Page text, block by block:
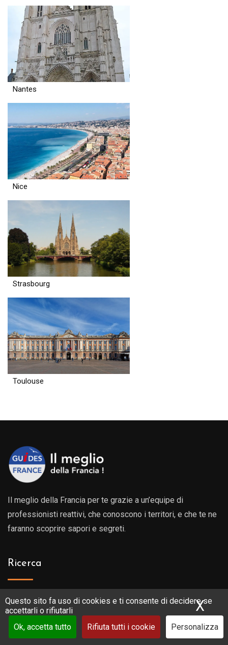
Questo sito fa uso di cookies e ti consente di decidere se
accettarli o rifiutarli
Ok, accetta tutto
Rifiuta tutti i cookie Personalizza
X
Nantes
Nice
Strasbourg
Toulouse
Il meglio della Francia per te grazie a un’equipe di
professionisti reattivi, che conoscono i territori, e che te ne
faranno scoprire sapori e segreti.
Ricerca
Ricerca
Indirizzo